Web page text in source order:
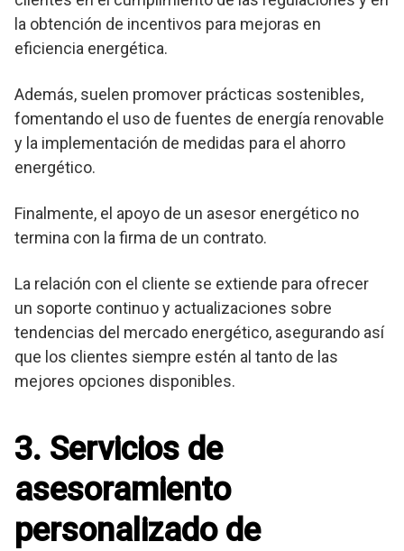
la obtención de incentivos para mejoras en
eficiencia energética.
Además, suelen promover prácticas sostenibles,
fomentando el uso de fuentes de energía renovable
y la implementación de medidas para el ahorro
energético.
Finalmente, el apoyo de un asesor energético no
termina con la firma de un contrato.
La relación con el cliente se extiende para ofrecer
un soporte continuo y actualizaciones sobre
tendencias del mercado energético, asegurando así
que los clientes siempre estén al tanto de las
mejores opciones disponibles.
3. Servicios de
asesoramiento
personalizado de